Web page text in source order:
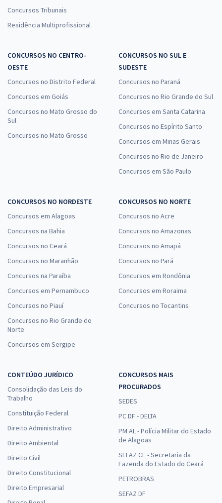
Concursos Tribunais
Residência Multiprofissional
CONCURSOS NO CENTRO-
OESTE
Concursos no Distrito Federal
Concursos em Goiás
Concursos no Mato Grosso do
Sul
Concursos no Mato Grosso
CONCURSOS NO SUL E
SUDESTE
Concursos no Paraná
Concursos no Rio Grande do Sul
Concursos em Santa Catarina
Concursos no Espírito Santo
Concursos em Minas Gerais
Concursos no Rio de Janeiro
Concursos em São Paulo
CONCURSOS NO NORDESTE
Concursos em Alagoas
Concursos na Bahia
Concursos no Ceará
Concursos no Maranhão
Concursos na Paraíba
Concursos em Pernambuco
Concursos no Piauí
Concursos no Rio Grande do
Norte
Concursos em Sergipe
CONCURSOS NO NORTE
Concursos no Acre
Concursos no Amazonas
Concursos no Amapá
Concursos no Pará
Concursos em Rondônia
Concursos em Roraima
Concursos no Tocantins
CONTEÚDO JURÍDICO
Consolidação das Leis do
Trabalho
Constituição Federal
Direito Administrativo
Direito Ambiental
Direito Civil
Direito Constitucional
Direito Empresarial
CONCURSOS MAIS
PROCURADOS
SEDES
PC DF - DELTA
PM AL - Polícia Militar do Estado
de Alagoas
SEFAZ CE - Secretaria da
Fazenda do Estado do Ceará
PETROBRAS
SEFAZ DF